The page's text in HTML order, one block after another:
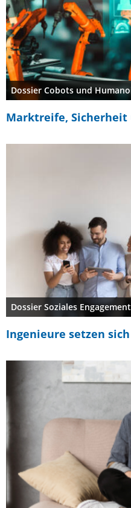
Dossier Cobots und
Marktreife, Sicherheit
Dossier Soziales Engagement
Ingenieure setzen